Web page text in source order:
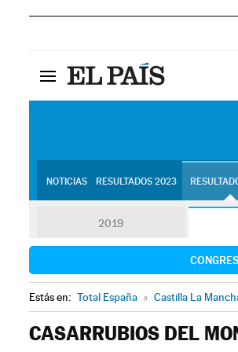
NOTICIAS RESULTADOS 2023
2019
Estás en: Total España » Castilla La
CASARRUBIOS DEL